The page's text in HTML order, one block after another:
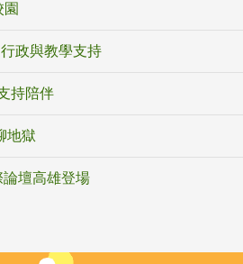
政與教學支持
持陪伴
地獄
壇高雄登場